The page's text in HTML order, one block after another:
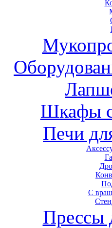
Шкафы
Печи
С
Прессы